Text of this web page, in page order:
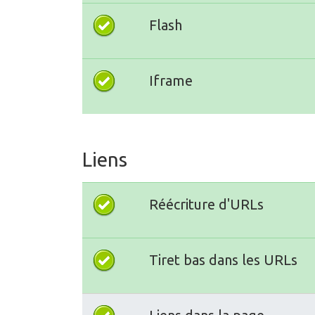
Flash
Iframe
Liens
Réécriture d'URLs
Tiret bas dans les URLs